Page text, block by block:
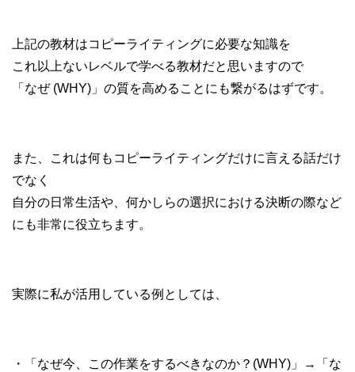
上記の教材はコピーライティングに必要な知識を
これ以上ないレベルで学べる教材だと思いますので
「なぜ (WHY)」の質を高めることにも繋がるはずです。
また、これは何もコピーライティングだけに言える話だけ
でなく
自分の日常生活や、何かしらの選択における決断の際など
にも非常に役立ちます。
実際に私が活用している例としては、
・「なぜ今、この作業をするべきなのか？(WHY)」→「な